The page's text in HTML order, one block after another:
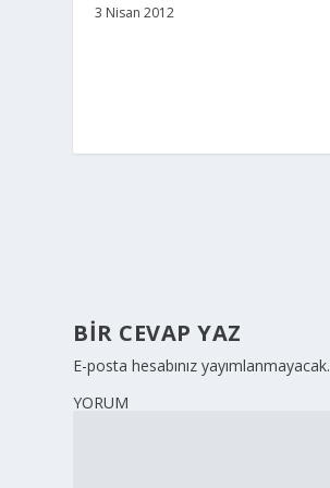
3 Nisan 2012
BIR CEVAP YAZ
E-posta hesabınız yayımlanmayacak.
YORUM